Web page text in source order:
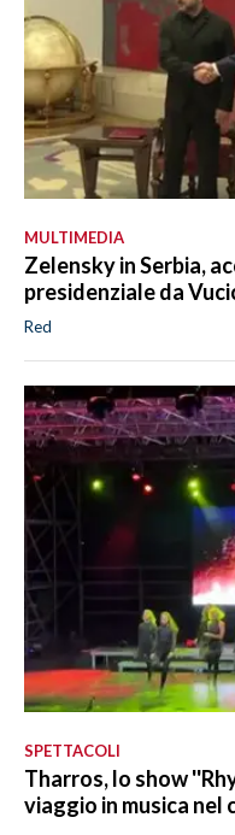
MULTIMEDIA
Zelensky in Serbia,
presidenziale da
Red
SPETTACOLI
Tharros, lo show
viaggio in musica nel